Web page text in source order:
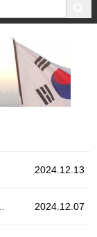
2024.12.13
2024.12.07